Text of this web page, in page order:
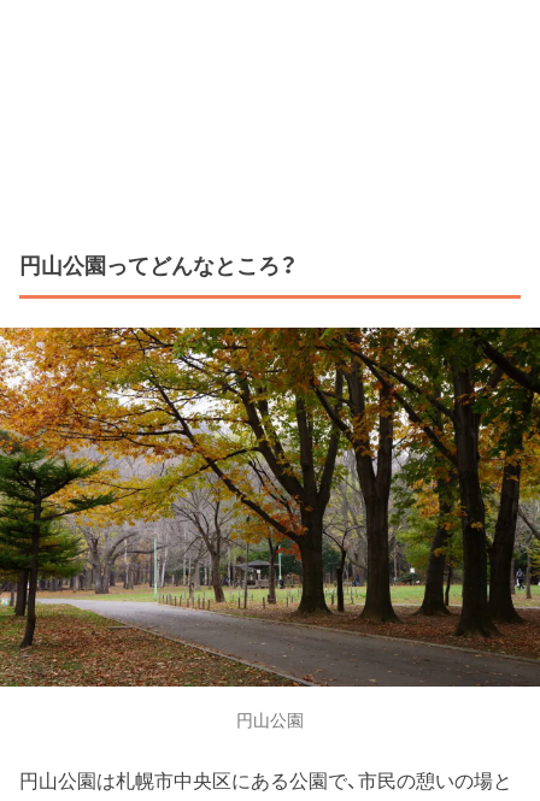
円山公園ってどんなところ？
円山公園
円山公園は札幌市中央区にある公園で、市民の憩いの場と